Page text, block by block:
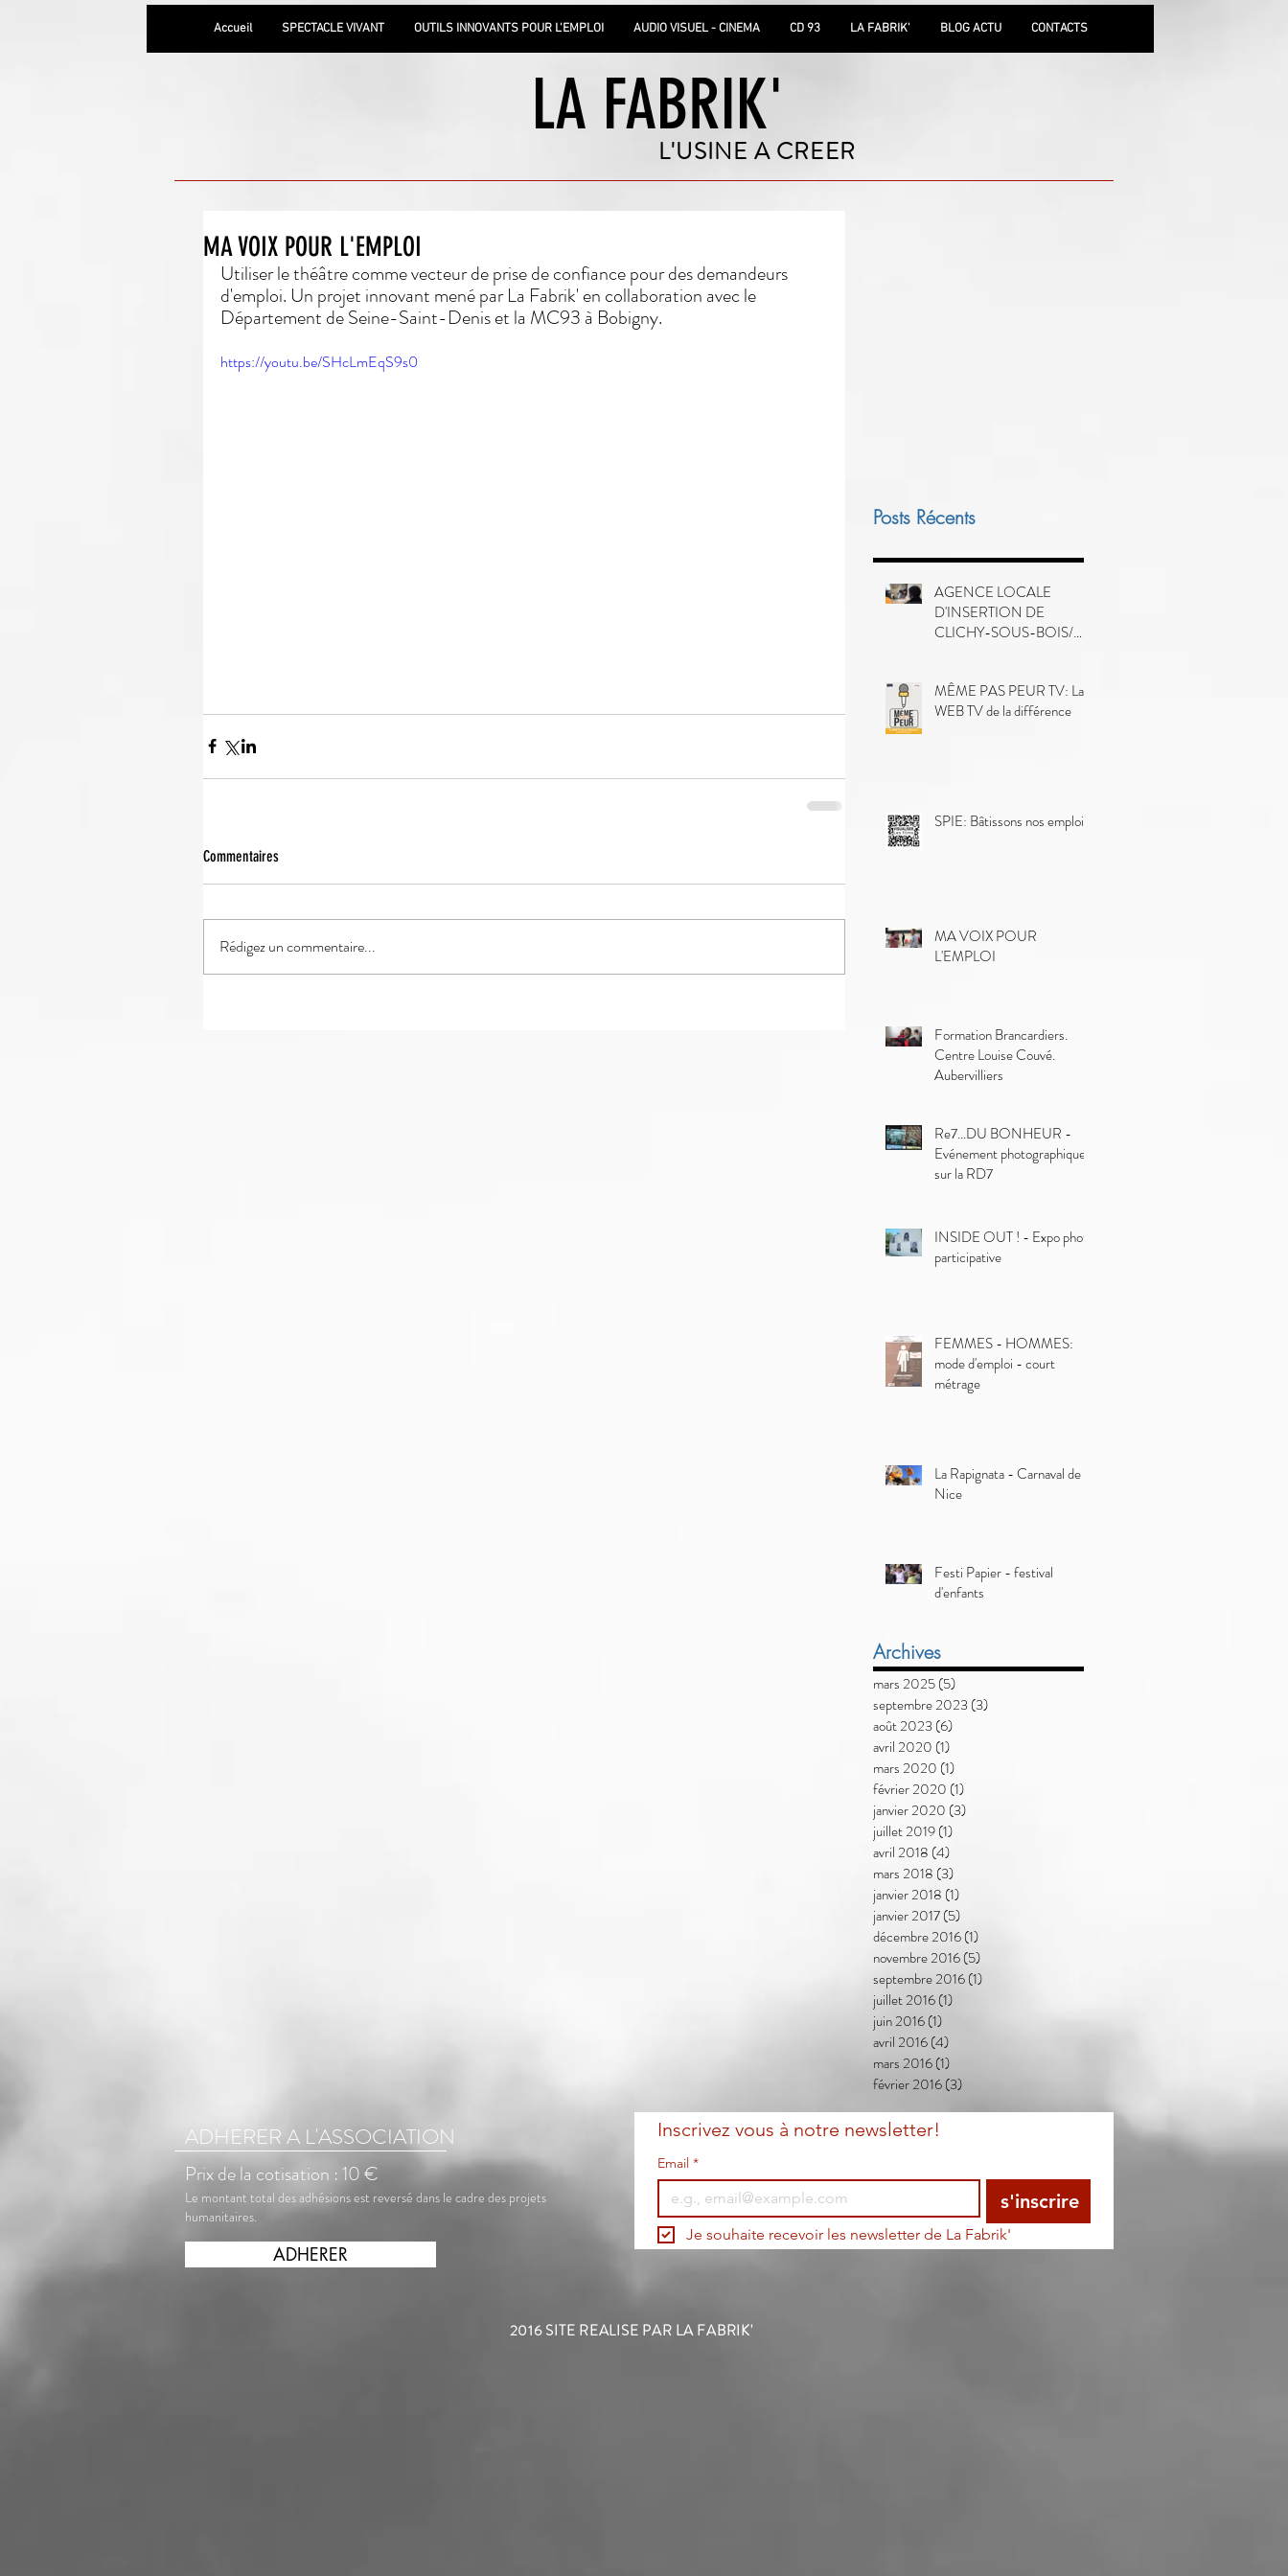
Accueil SPECTACLE VIVANT OUTILS INNOVANTS POUR L'EMPLOI AUDIO VISUEL - CINEMA CD 93 LA FABRIK' BLOG ACTU CONTACTS
LA FABRIK'
L'USINE A CREER
MA VOIX POUR L'EMPLOI
Utiliser le théâtre comme vecteur de prise de confiance pour des demandeurs
d'emploi. Un projet innovant mené par La Fabrik' en collaboration avec le
Département de Seine-Saint-Denis et la MC93 à Bobigny.
https://youtu.be/SHcLmEqS9s0
Commentaires
Rédigez un commentaire...
Posts Récents
AGENCE LOCALE
D'INSERTION DE
CLICHY-SOUS-BOIS/
MÊME PAS PEUR TV: La
WEB TV de la différence
SPIE: Bâtissons nos emplois
MA VOIX POUR
L'EMPLOI
Formation Brancardiers.
Centre Louise Couvé.
Aubervilliers
Re7...DU BONHEUR -
Evénement photographique
sur la RD7
INSIDE OUT ! - Expo photo
participative
FEMMES - HOMMES:
mode d'emploi - court
métrage
La Rapignata - Carnaval de
Nice
Festi Papier - festival
d'enfants
Archives
mars 2025(5)
septembre 2023(3)
août 2023(6)
avril 2020 (1)
mars 2020 (1)
février 2020 (1)
janvier 2020 (3)
juillet 2019(1)
avril 2018 (4)
mars 2018 (3)
janvier 2018 (1)
janvier 2017(5)
décembre 2016(1)
novembre 2016(5)
septembre 2016(1)
juillet 2016(1)
juin 2016(1)
avril 2016(4)
mars 2016(1)
février 2016(3)
ADHERER A L'ASSOCIATION
Prix de la cotisation : 10 €
Le montant total des adhésions est reversé dans le cadre des projets
humanitaires.
ADHERER
Inscrivez vous à notre newsletter!
Email *
s'inscrire
Je souhaite recevoir les newsletter de La Fabrik'
2016 SITE REALISE PAR LA FABRIK'